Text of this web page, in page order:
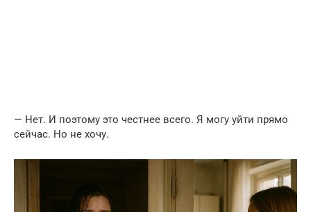
— Нет. И поэтому это честнее всего. Я могу уйти прямо
сейчас. Но не хочу.